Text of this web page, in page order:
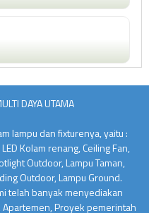
DAYA UTAMA
lampu dan fixturenya, yaitu :
Kolam renang, Ceiling Fan,
Outdoor, Lampu Taman,
Outdoor, Lampu Ground.
telah banyak menyediakan
Proyek pemerintah